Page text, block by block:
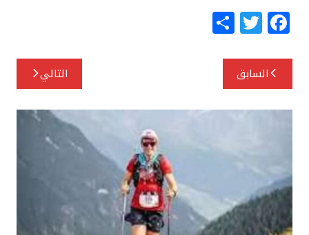
F
a
c
e
b
o
k
T
w
itt
e
r
S
h
تصفّح
المقالات
السابق التالي